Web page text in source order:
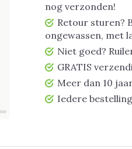
nog verzonden!
Retour sturen?
ongewassen, met
Niet goed?
GRATIS
Meer dan 10
Iedere